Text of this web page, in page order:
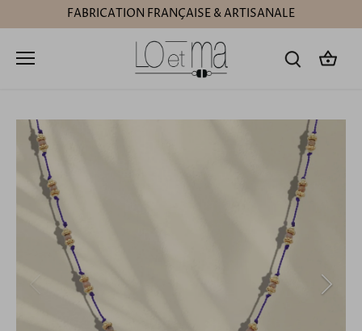
au
FABRICATION FRANÇAISE & ARTISANALE